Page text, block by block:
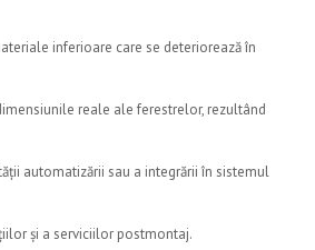
inferioare care se deteriorează în
reale ale ferestrelor, rezultând
automatizării sau a integrării în sistemul
și a serviciilor postmontaj.